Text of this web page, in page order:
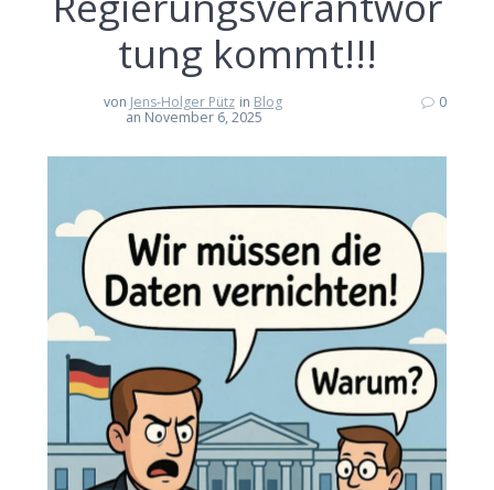
tung kommt!!!
von Jens-Holger Pütz in Blog
an November 6, 2025
0